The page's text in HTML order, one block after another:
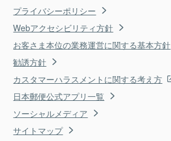
プライバシーポリシー
Webアクセシビリティ方針
お客さま本位の業務運営に関する基本方針
勧誘方針
カスタマーハラスメントに関する考え方
日本郵便公式アプリ一覧
ソーシャルメディア
サイトマップ